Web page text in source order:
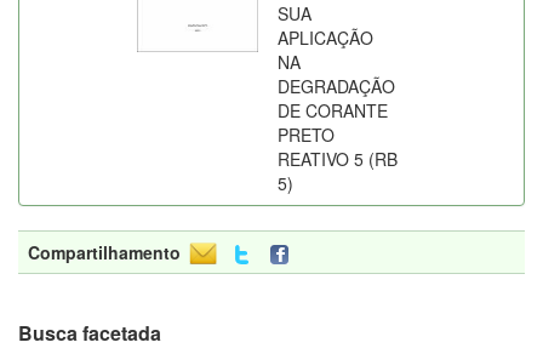
SUA
APLICAÇÃO
NA
DEGRADAÇÃO
DE CORANTE
PRETO
REATIVO 5 (RB
5)
Compartilhamento
Busca facetada